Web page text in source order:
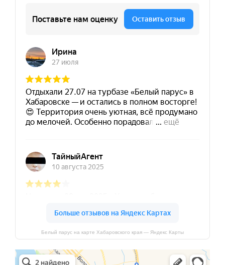
Белый парус на карте Хабаровского края — Яндекс Карты
Дельфин
Водная база, лодочная станция в Хабаровске